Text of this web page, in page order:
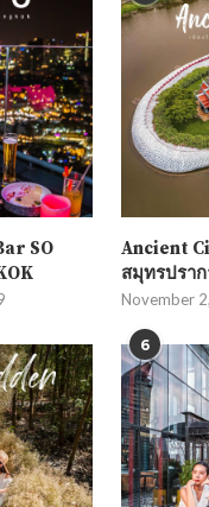
SO
Ancient
สมุทรปรา
November
6